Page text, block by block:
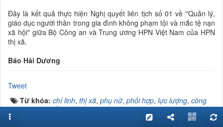
Đây là kết quả thực hiện Nghị quyết liên tịch số 01 về "Quản lý,
giáo dục người thân trong gia đình không phạm tội và mắc tệ nạn
xã hội" giữa Bộ Công an và Trung ương HPN Việt Nam của HPN
thị xã.
Báo Hải Dương
Tweet
Từ khóa: chí linh, thị xã, phụ nữ, phối hợp, lực lượng, công
an,cảm hóa,lầm lỡ